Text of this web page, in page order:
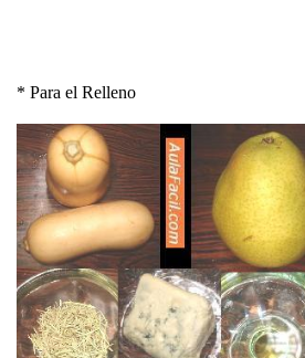
* Para el Relleno